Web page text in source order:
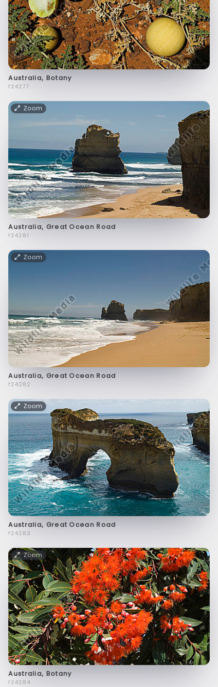
Australia, Botany
f24277
Zoom
Australia, Great Ocean Road
f24281
Zoom
Australia, Great Ocean Road
f24282
Zoom
Australia, Great Ocean Road
f24283
Zoom
Australia, Botany
f24284